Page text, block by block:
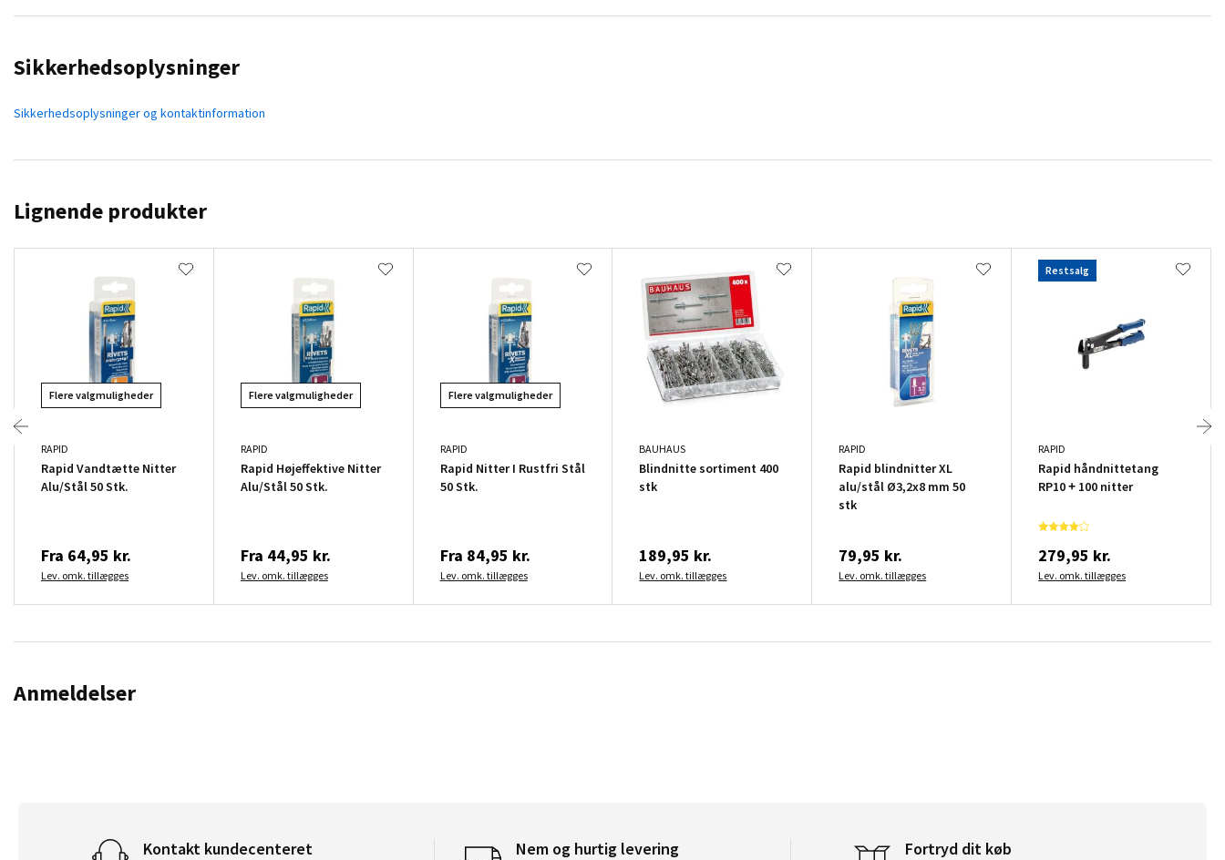
Sikkerhedsoplysninger
Sikkerhedsoplysninger og kontaktinformation
Lignende produkter
Flere valgmuligheder
RAPID
Rapid Vandtætte Nitter
Alu/Stål 50 Stk.
Fra 64,95 kr.
Lev. omk. tillægges
Flere valgmuligheder
RAPID
Rapid Højeffektive Nitter
Alu/Stål 50 Stk.
Fra 44,95 kr.
Lev. omk. tillægges
Flere valgmuligheder
RAPID
Rapid Nitter I Rustfri Stål
50 Stk.
Fra 84,95 kr.
Lev. omk. tillægges
BAUHAUS
Blindnitte sortiment 400
stk
189,95 kr.
Lev. omk. tillægges
RAPID
Rapid blindnitter XL
alu/stål Ø3,2x8 mm 50
stk
79,95 kr.
Lev. omk. tillægges
Restsalg
RAPID
Rapid håndnittetang
RP10 + 100 nitter
279,95 kr.
Lev. omk. tillægges
Anmeldelser
Kontakt kundecenteret Nem og hurtig levering Fortryd dit køb